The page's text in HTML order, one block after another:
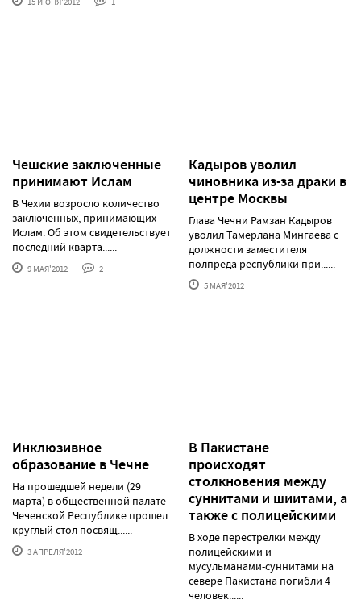
Чешские заключенные
принимают Ислам
В Чехии возросло количество
заключенных, принимающих
Ислам. Об этом свидетельствует
последний кварта......
9 МАЯ'2012 2
Кадыров уволил
чиновника из-за драки в
центре Москвы
Глава Чечни Рамзан Кадыров
уволил Тамерлана Мингаева с
должности заместителя
полпреда республики при......
5 МАЯ'2012
Инклюзивное
образование в Чечне
На прошедшей недели (29
марта) в общественной палате
Чеченской Республике прошел
круглый стол посвящ......
3 АПРЕЛЯ'2012
В Пакистане
происходят
столкновения между
суннитами и шиитами, а
также с полицейскими
В ходе перестрелки между
полицейскими и
мусульманами-суннитами на
севере Пакистана погибли 4
человек......